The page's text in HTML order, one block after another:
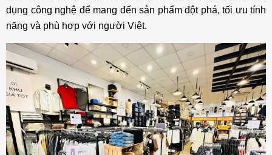
dụng công nghệ để mang đến sản phẩm đột phá, tối ưu tính
năng và phù hợp với người Việt.